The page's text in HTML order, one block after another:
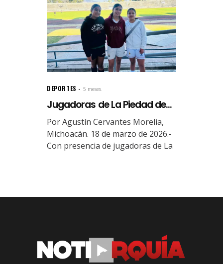
DEPORTES 5 meses.
Jugadoras de La Piedad de...
Por Agustín Cervantes Morelia,
Michoacán. 18 de marzo de 2026.-
Con presencia de jugadoras de La